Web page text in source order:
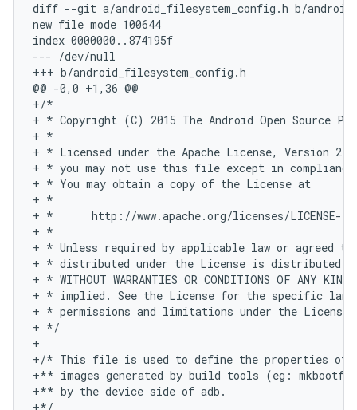
diff --git a/android_filesystem_config.h b/
new file mode 100644
index 0000000..874195f
--- /dev/null
+++ b/android_filesystem_config.h
@@ -0,0 +1,36 @@
+/*
+ * Copyright (C) 2015 The Android Open Source
+ *
+ * Licensed under the Apache License, Version
+ * you may not use this file except in
+ * You may obtain a copy of the License at
+ *
+ *      http://www.apache.org/licenses/LICENSE-
+ *
+ * Unless required by applicable law or agreed
+ * distributed under the License is distributed
+ * WITHOUT WARRANTIES OR CONDITIONS OF ANY
+ * implied. See the License for the specific
+ * permissions and limitations under the License.
+ */
+
+/* This file is used to define the properties of
+** images generated by build tools (eg:
+** by the device side of adb.